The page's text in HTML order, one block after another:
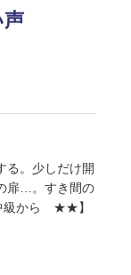
る。少しだけ開
扉…。すき間の
級から ★★】